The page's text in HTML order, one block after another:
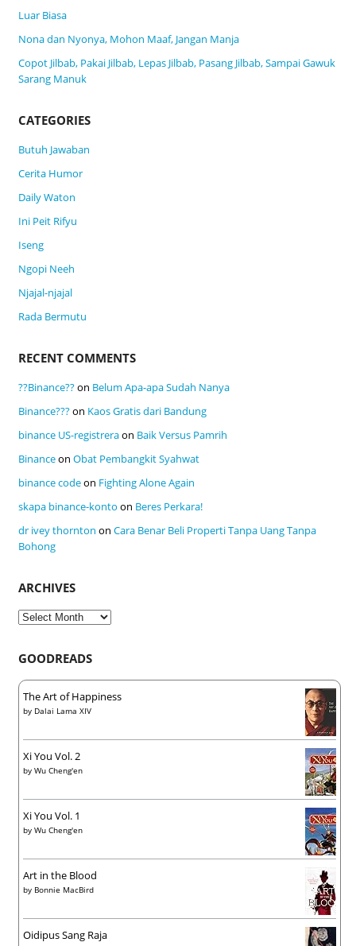
Luar Biasa
Nona dan Nyonya, Mohon Maaf, Jangan Manja
Copot Jilbab, Pakai Jilbab, Lepas Jilbab, Pasang Jilbab, Sampai Gawuk
Sarang Manuk
CATEGORIES
Butuh Jawaban
Cerita Humor
Daily Waton
Ini Peit Rifyu
Iseng
Ngopi Neeh
Njajal-njajal
Rada Bermutu
RECENT COMMENTS
??Binance??on Belum Apa-apa Sudah Nanya
Binance???on Kaos Gratis dari Bandung
binance US-registreraon Baik Versus Pamrih
Binanceon Obat Pembangkit Syahwat
binance codeon Fighting Alone Again
skapa binance-konto on Beres Perkara!
dr ivey thornton on Cara Benar Beli Properti Tanpa Uang Tanpa
Bohong
ARCHIVES
Archives
GOODREADS
The Art of Happiness
by Dalai Lama XIV
Xi You Vol. 2
by Wu Cheng'en
Xi You Vol. 1
by Wu Cheng'en
Art in the Blood
by Bonnie MacBird
Oidipus Sang Raja